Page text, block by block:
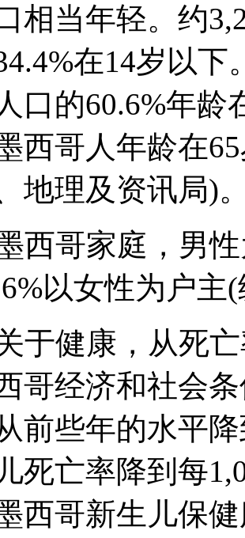
相当年轻。约
在14岁以下
口的60.6%年龄
西哥人年龄在
地理及资讯局)
西哥家庭，男
以女性为户主
于健康，从死
哥经济和社会
前些年的水平
死亡率降到每
西哥新生儿保